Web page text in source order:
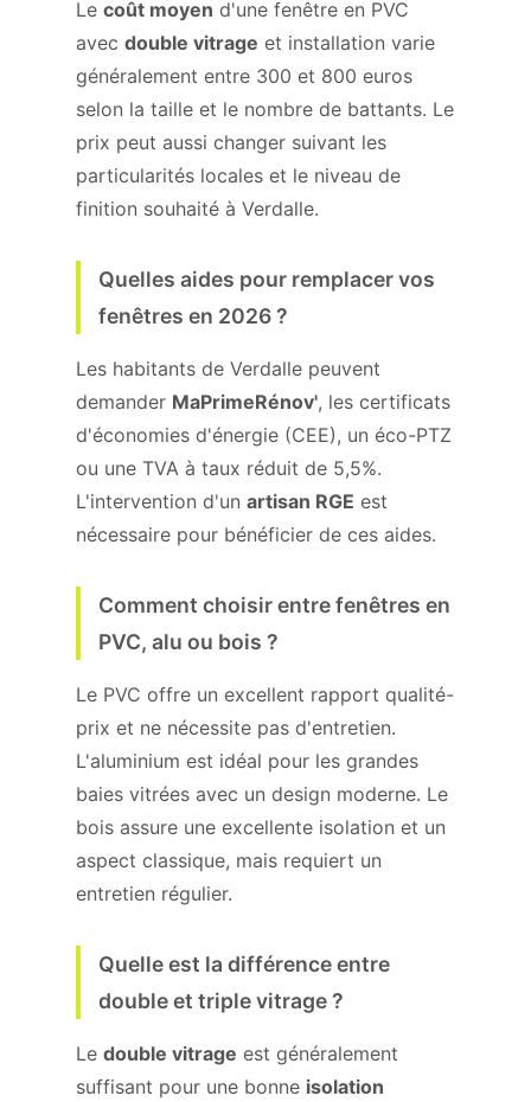
Le coût moyen d'une fenêtre en PVC
avec double vitrage et installation varie
généralement entre 300 et 800 euros
selon la taille et le nombre de battants. Le
prix peut aussi changer suivant les
particularités locales et le niveau de
finition souhaité à Verdalle.
Quelles aides pour remplacer vos
fenêtres en 2026 ?
Les habitants de Verdalle peuvent
demander MaPrimeRénov', les certificats
d'économies d'énergie (CEE), un éco-PTZ
ou une TVA à taux réduit de 5,5%.
L'intervention d'un artisan RGE est
nécessaire pour bénéficier de ces aides.
Comment choisir entre fenêtres en
PVC, alu ou bois ?
Le PVC offre un excellent rapport qualité-
prix et ne nécessite pas d'entretien.
L'aluminium est idéal pour les grandes
baies vitrées avec un design moderne. Le
bois assure une excellente isolation et un
aspect classique, mais requiert un
entretien régulier.
Quelle est la différence entre
double et triple vitrage ?
Le double vitrage est généralement
suffisant pour une bonne isolation